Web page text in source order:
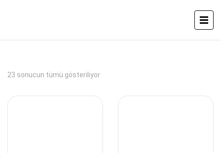
23 sonucun tümü gösteriliyor